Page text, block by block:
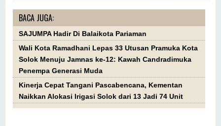
BACA JUGA:
SAJUMPA Hadir Di Balaikota Pariaman
Wali Kota Ramadhani Lepas 33 Utusan Pramuka Kota
Solok Menuju Jamnas ke-12: Kawah Candradimuka
Penempa Generasi Muda
Kinerja Cepat Tangani Pascabencana, Kementan
Naikkan Alokasi Irigasi Solok dari 13 Jadi 74 Unit